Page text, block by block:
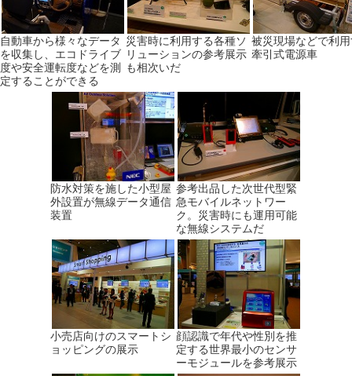
自動車から様々なデータ
を収集し、エコドライブ
度や安全運転度などを測
定することができる
災害時に利用する各種ソ
リューションの参考展示
も相次いだ
被災現場などで利
牽引式電源車
防水対策を施した小型屋
外設置が無線データ通信
装置
参考出品した次世代型緊
急モバイルネットワー
ク。災害時にも運用可能
な無線システムだ
小売店向けのスマートシ
ョッピングの展示
顔認識で年代や性別を推
定する世界最小のセンサ
ーモジュールを参考展示